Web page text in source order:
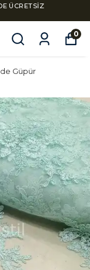
ÜCRETSİZ
0
Güpür